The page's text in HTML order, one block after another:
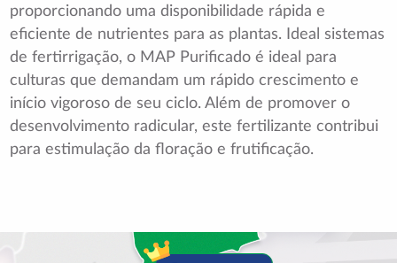
proporcionando uma disponibilidade rápida e
eficiente de nutrientes para as plantas. Ideal sistemas
de fertirrigação, o MAP Purificado é ideal para
culturas que demandam um rápido crescimento e
início vigoroso de seu ciclo. Além de promover o
desenvolvimento radicular, este fertilizante contribui
para estimulação da floração e frutificação.